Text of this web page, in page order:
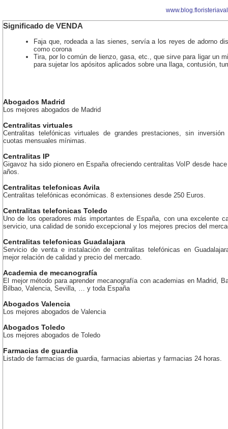
Significado de VENDA
Faja que, rodeada a las sienes, servía a los reyes de adorno
como corona
Tira, por lo común de lienzo, gasa, etc., que sirve para ligar un
para sujetar los apósitos aplicados sobre una llaga, contusión,
Abogados Madrid
Los mejores abogados de Madrid
Centralitas virtuales
Centralitas telefónicas virtuales de grandes prestaciones, sin
cuotas mensuales mínimas.
Centralitas IP
Gigavoz ha sido pionero en España ofreciendo centralitas VoIP desde
años.
Centralitas telefonicas Avila
Centralitas telefónicas económicas. 8 extensiones desde 250 Euros.
Centralitas telefonicas Toledo
Uno de los operadores más importantes de España, con una excelente
servicio, una calidad de sonido excepcional y los mejores precios del
Centralitas telefonicas Guadalajara
Servicio de venta e instalación de centralitas telefónicas en
mejor relación de calidad y precio del mercado.
Academia de mecanografía
El mejor método para aprender mecanografía con academias en Madrid,
Bilbao, Valencia, Sevilla, … y toda España
Abogados Valencia
Los mejores abogados de Valencia
Abogados Toledo
Los mejores abogados de Toledo
Farmacias de guardia
Listado de farmacias de guardia, farmacias abiertas y farmacias 24 horas.